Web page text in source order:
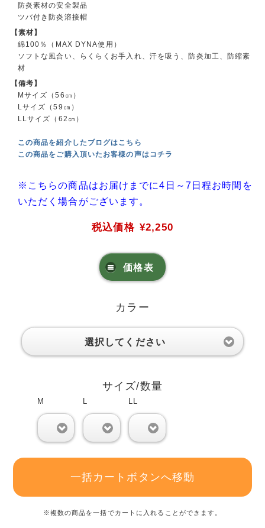
防炎素材の安全製品
ツバ付き防炎溶接帽
【素材】
綿100％（MAX DYNA使用）
ソフトな風合い、らくらくお手入れ、汗を吸う、防炎加工、防縮素
材
【備考】
Mサイズ（56㎝）
Lサイズ（59㎝）
LLサイズ（62㎝）
この商品を紹介したブログはこちら
この商品をご購入頂いたお客様の声はコチラ
※こちらの商品はお届けまでに4日～7日程お時間を
いただく場合がございます。
税込価格 ¥2,250
価格表
カラー
選択してください
サイズ/数量
M L LL
一括カートボタンへ移動
※複数の商品を一括でカートに入れることができます。